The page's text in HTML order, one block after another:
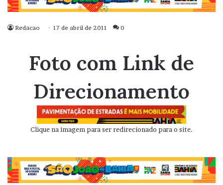
Redacao 17 de abril de 2011 0
Foto com Link de
Direcionamento
Clique na imagem para ser redirecionado para o site.